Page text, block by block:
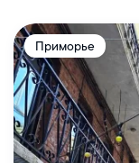
Приморье